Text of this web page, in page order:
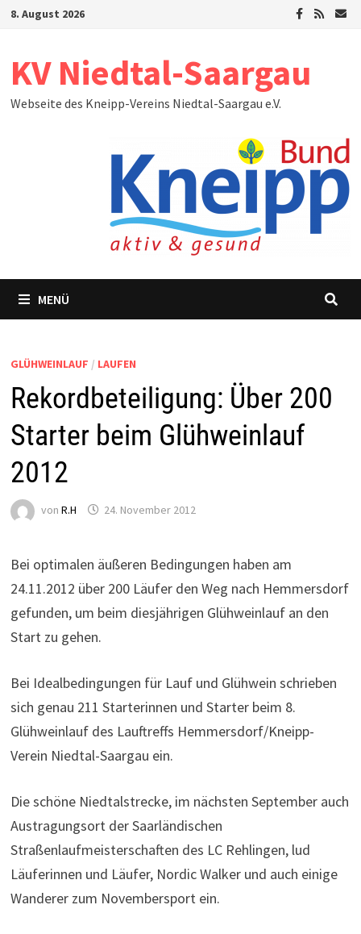
Zum8. August 2026
KV Niedtal-Saargau
Webseite des Kneipp-Vereins Niedtal-Saargau e.V.
MENÜ
GLÜHWEINLAUF / LAUFEN
Rekordbeteiligung: Über 200
Starter beim Glühweinlauf
2012
von R.H 24. November 2012
Bei optimalen äußeren Bedingungen haben am
24.11.2012 über 200 Läufer den Weg nach Hemmersdorf
gefunden, um beim diesjährigen Glühweinlauf an den
Start zu gehen.
Bei Idealbedingungen für Lauf und Glühwein schrieben
sich genau 211 Starterinnen und Starter beim 8.
Glühweinlauf des Lauftreffs Hemmersdorf/Kneipp-
Verein Niedtal-Saargau ein.
Die schöne Niedtalstrecke, im nächsten September auch
Austragungsort der Saarländischen
Straßenlaufmeisterschaften des LC Rehlingen, lud
Läuferinnen und Läufer, Nordic Walker und auch einige
Wanderer zum Novembersport ein.